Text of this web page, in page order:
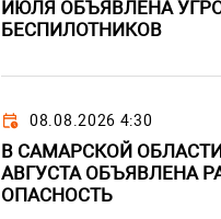
ИЮЛЯ ОБЪЯВЛЕНА
БЕСПИЛОТНИКОВ
08.08.2026 4:30
В САМАРСКОЙ
АВГУСТА ОБЪЯВЛЕНА
ОПАСНОСТЬ